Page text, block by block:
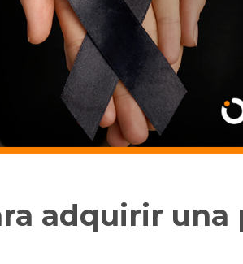
adquirir una